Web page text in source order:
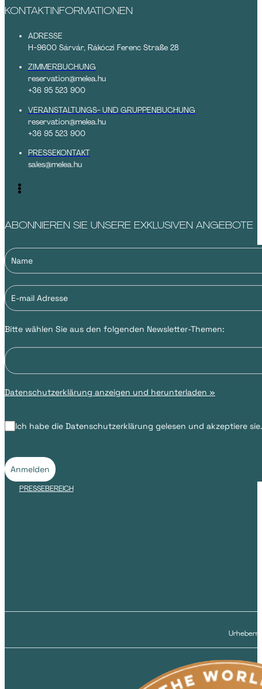
KONTAKTINFORMATIONEN
ADRESSE
H-9600 Sárvár, Rákóczi Ferenc Straße 28
ZIMMERBUCHUNG
reservation@melea.hu
+36 95 523 900
VERANSTALTUNGS- UND GRUPPENBUCHUNG
reservation@melea.hu
+36 95 523 900
PRESSEKONTAKT
sales@melea.hu
ABONNIEREN SIE UNSERE EXKLUSIVEN ANGEBOTE
Bitte wählen Sie aus den folgenden Newsletter-Themen:
Datenschutzerklärung anzeigen und herunterladen »
Ich habe die Datenschutzerklärung gelesen und akzeptiere
Anmelden
PRESSEBEREICH